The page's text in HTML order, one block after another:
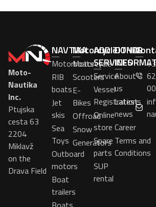
Moto-
Nautika
Inc.
Ptujska
cesta 63
2204
Miklavž
on the
Drava Field
NAVTIKA
Motorboats
RIB
boats
Jet
skis
Sea
Toys
Outboard
motors
Boat
trailers
Motorcycle
Motorcycle
Scooters
E-
Bikes
Offroad
Snow
Generators
ADDITIONAL
SERVICES
Service
Vessel
Registrations
Online
store
Spare
parts
SUP
rental
OTHER
About
us
Latest
news
Career
Terms and
Conditions
00